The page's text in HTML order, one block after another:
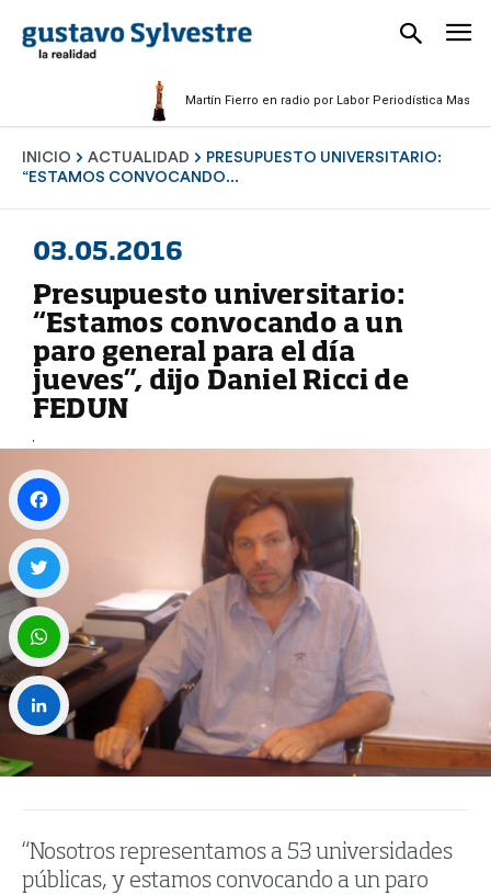
Martín Fierro en radio por Labor Periodística Masculina
INICIO ACTUALIDAD
PRESUPUESTO UNIVERSITARIO:
“ESTAMOS CONVOCANDO...
03.05.2016
Presupuesto universitario:
“Estamos convocando a un
paro general para el día
jueves”, dijo Daniel Ricci de
FEDUN
“Nosotros representamos a 53 universidades
públicas, y estamos convocando a un paro
Facebook
Twitter
WhatsApp